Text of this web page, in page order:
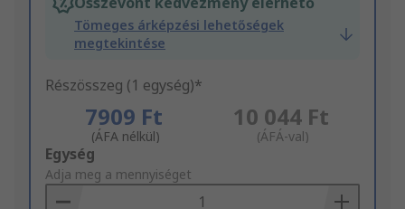
Tömeges árképzési lehetőségek
megtekintése
Részösszeg (1 egység)*
7909 Ft
(ÁFA nélkül)
10 044 Ft
(ÁFÁ-val)
Add
to
Basket
Egység
Adja meg a mennyiséget